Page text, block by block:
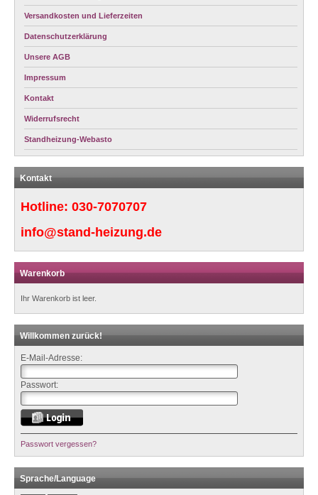
Versandkosten und Lieferzeiten
Datenschutzerklärung
Unsere AGB
Impressum
Kontakt
Widerrufsrecht
Standheizung-Webasto
Kontakt
Hotline: 030-7070707
info@stand-heizung.de
Warenkorb
Ihr Warenkorb ist leer.
Willkommen zurück!
E-Mail-Adresse:
Passwort:
Passwort vergessen?
Sprache/Language